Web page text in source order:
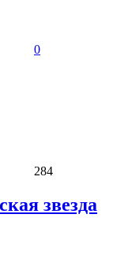
0
284
звезда